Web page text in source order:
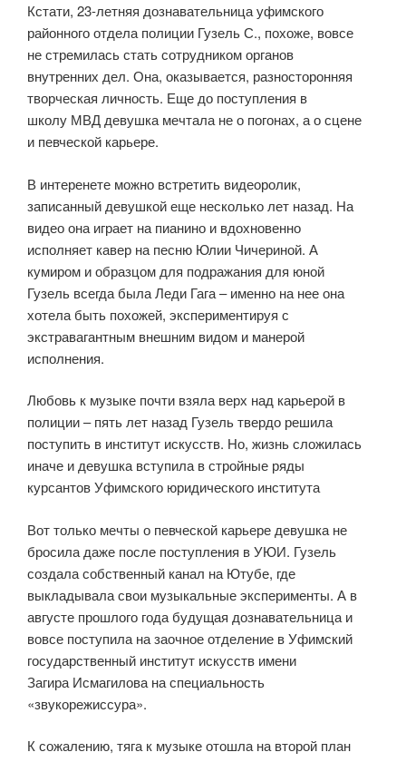
Кстати, 23-летняя дознавательница уфимского
районного отдела полиции Гузель С., похоже, вовсе
не стремилась стать сотрудником органов
внутренних дел. Она, оказывается, разносторонняя
творческая личность. Еще до поступления в
школу МВД девушка мечтала не о погонах, а о сцене
и певческой карьере.
В интеренете можно встретить видеоролик,
записанный девушкой еще несколько лет назад. На
видео она играет на пианино и вдохновенно
исполняет кавер на песню Юлии Чичериной. А
кумиром и образцом для подражания для юной
Гузель всегда была Леди Гага – именно на нее она
хотела быть похожей, экспериментируя с
экстравагантным внешним видом и манерой
исполнения.
Любовь к музыке почти взяла верх над карьерой в
полиции – пять лет назад Гузель твердо решила
поступить в институт искусств. Но, жизнь сложилась
иначе и девушка вступила в стройные ряды
курсантов Уфимского юридического института
Вот только мечты о певческой карьере девушка не
бросила даже после поступления в УЮИ. Гузель
создала собственный канал на Ютубе, где
выкладывала свои музыкальные эксперименты. А в
августе прошлого года будущая дознавательница и
вовсе поступила на заочное отделение в Уфимский
государственный институт искусств имени
Загира Исмагилова на специальность
«звукорежиссура».
К сожалению, тяга к музыке отошла на второй план